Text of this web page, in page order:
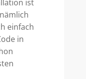
ist
einfach
in